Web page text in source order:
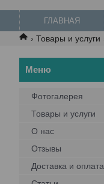
ГЛАВНАЯ
Товары и услуги
Фотогалерея
Товары и услуги
О нас
Отзывы
Доставка и оплата